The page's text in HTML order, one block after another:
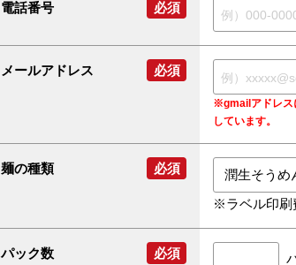
電話番号 必須
メールアドレス 必須
※gmailアドレス
しています。
麺の種類 必須
※ラベル印刷
パック数 必須